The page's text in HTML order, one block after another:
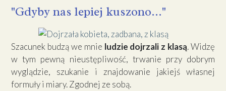
"Gdyby nas lepiej kuszono…"
Szacunek budzą we mnie ludzie dojrzali z klasą. Widzę
w tym pewną nieustępliwość, trwanie przy dobrym
wyglądzie, szukanie i znajdowanie jakiejś własnej
formuły i miary. Zgodnej ze sobą.